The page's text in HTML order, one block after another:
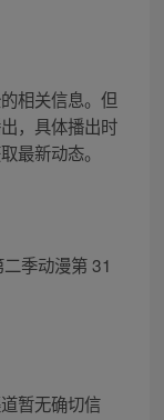
相关信息。但
，具体播出时
最新动态。
季动漫第 31
暂无确切信